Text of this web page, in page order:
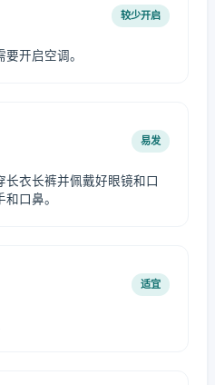
较少开启
开启空调。
易发
长衣长裤并佩戴好眼镜和口
口鼻。
适宜